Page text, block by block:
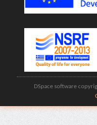
DSpace software